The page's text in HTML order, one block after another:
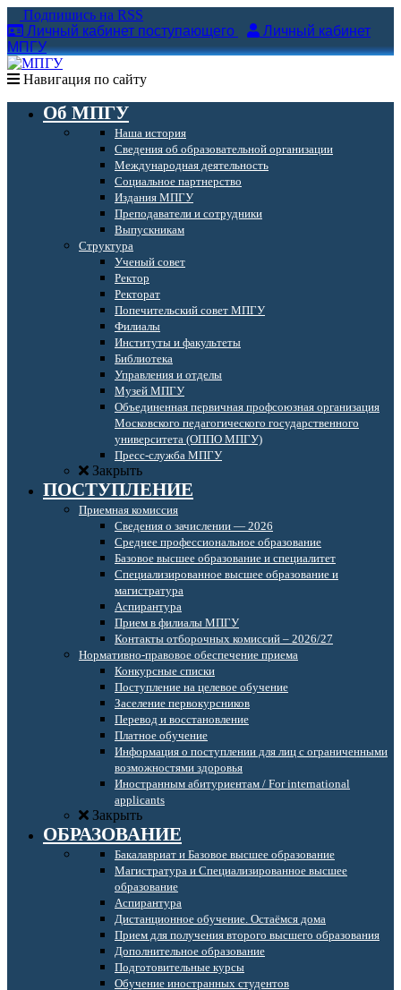
Подпишись на RSS
Личный кабинет поступающего
Личный кабинет
МПГУ
Навигация по сайту
Об МПГУ
Наша история
Сведения об образовательной организации
Международная деятельность
Социальное партнерство
Издания МПГУ
Преподаватели и сотрудники
Выпускникам
Структура
Ученый совет
Ректор
Ректорат
Попечительский совет МПГУ
Филиалы
Институты и факультеты
Библиотека
Управления и отделы
Музей МПГУ
Объединенная первичная профсоюзная организация
Московского педагогического государственного
университета (ОППО МПГУ)
Пресс-служба МПГУ
Закрыть
ПОСТУПЛЕНИЕ
Приемная комиссия
Сведения о зачислении — 2026
Среднее профессиональное образование
Базовое высшее образование и специалитет
Специализированное высшее образование и
магистратура
Аспирантура
Прием в филиалы МПГУ
Контакты отборочных комиссий – 2026/27
Нормативно-правовое обеспечение приема
Конкурсные списки
Поступление на целевое обучение
Заселение первокурсников
Перевод и восстановление
Платное обучение
Информация о поступлении для лиц с ограниченными
возможностями здоровья
Иностранным абитуриентам / For international
applicants
Закрыть
ОБРАЗОВАНИЕ
Бакалавриат и Базовое высшее образование
Магистратура и Специализированное высшее
образование
Аспирантура
Дистанционное обучение. Остаёмся дома
Прием для получения второго высшего образования
Дополнительное образование
Подготовительные курсы
Обучение иностранных студентов